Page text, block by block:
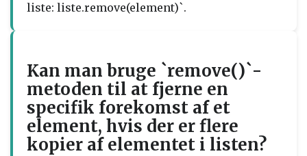
liste: liste.remove(element)`.
Kan man bruge `remove()`-
metoden til at fjerne en
specifik forekomst af et
element, hvis der er flere
kopier af elementet i listen?